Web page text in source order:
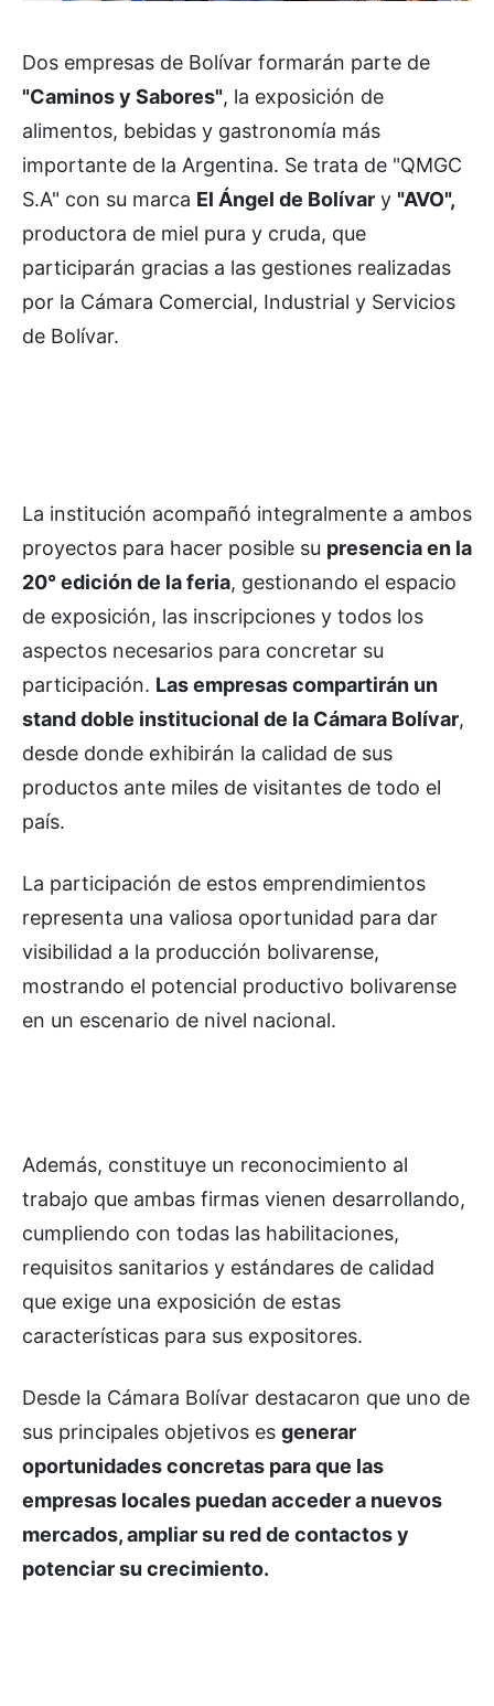
Dos empresas de Bolívar formarán parte de
"Caminos y Sabores", la exposición de
alimentos, bebidas y gastronomía más
importante de la Argentina. Se trata de "QMGC
S.A" con su marca El Ángel de Bolívar y "AVO",
productora de miel pura y cruda, que
participarán gracias a las gestiones realizadas
por la Cámara Comercial, Industrial y Servicios
de Bolívar.
La institución acompañó integralmente a ambos
proyectos para hacer posible su presencia en la
20° edición de la feria, gestionando el espacio
de exposición, las inscripciones y todos los
aspectos necesarios para concretar su
participación. Las empresas compartirán un
stand doble institucional de la Cámara Bolívar,
desde donde exhibirán la calidad de sus
productos ante miles de visitantes de todo el
país.
La participación de estos emprendimientos
representa una valiosa oportunidad para dar
visibilidad a la producción bolivarense,
mostrando el potencial productivo bolivarense
en un escenario de nivel nacional.
Además, constituye un reconocimiento al
trabajo que ambas firmas vienen desarrollando,
cumpliendo con todas las habilitaciones,
requisitos sanitarios y estándares de calidad
que exige una exposición de estas
características para sus expositores.
Desde la Cámara Bolívar destacaron que uno de
sus principales objetivos es generar
oportunidades concretas para que las
empresas locales puedan acceder a nuevos
mercados, ampliar su red de contactos y
potenciar su crecimiento.